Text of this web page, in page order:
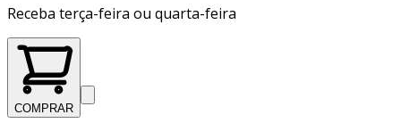
Receba terça-feira ou quarta-feira
COMPRAR